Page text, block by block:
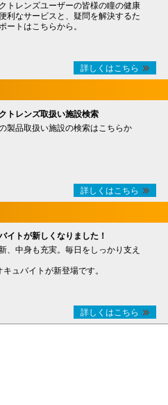
トレンズユーザーの皆様の瞳の健康
利なサービスと、疑問を解決するた
ートはこちらから。
詳しくはこちら
トレンズ取扱い施設検索
製品取扱い施設の検索はこちらか
詳しくはこちら
イトが新しくなりました！
、中身も充実。毎日をしっかり支え
キュバイトが新登場です。
詳しくはこちら